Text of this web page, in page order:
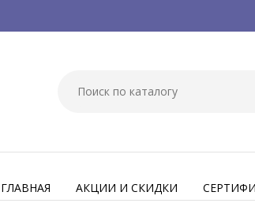
ГЛАВНАЯ АКЦИИ И СКИДКИ